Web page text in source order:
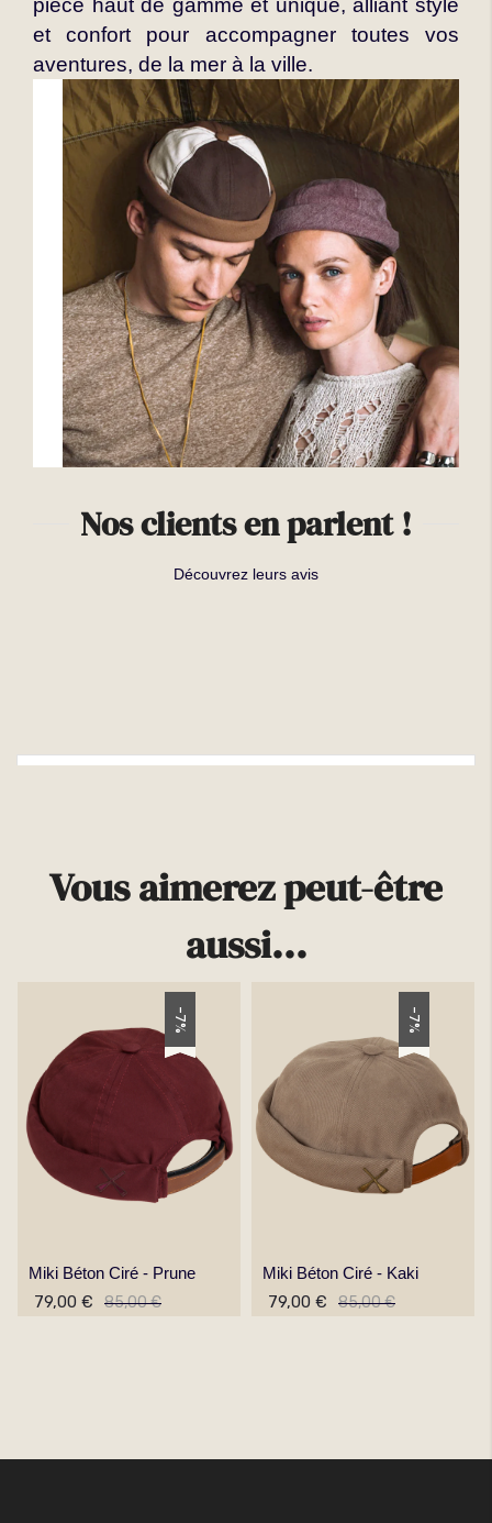
pièce haut de gamme et unique, alliant style
et confort pour accompagner toutes vos
aventures, de la mer à la ville.
Nos clients en parlent !
Découvrez leurs avis
Vous aimerez peut-être
aussi...
-7%
Miki Béton Ciré - Prune
79,00 € 85,00 €
-7%
Miki Béton Ciré - Kaki
79,00 € 85,00 €